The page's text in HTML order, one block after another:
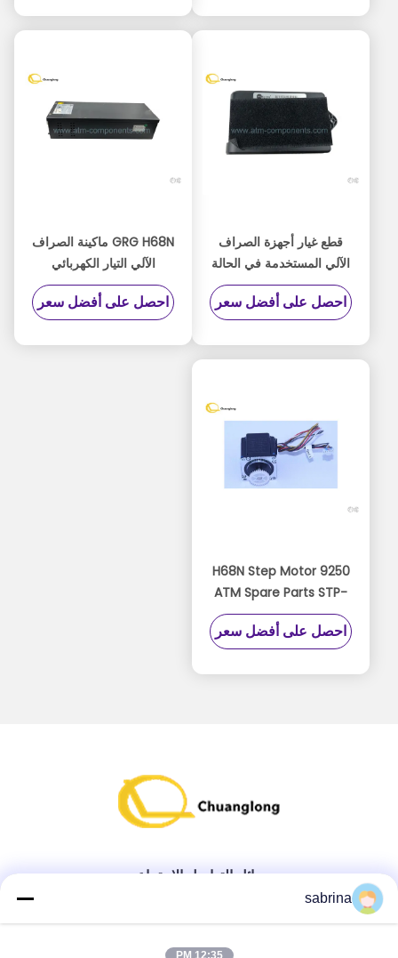
01750256248
قطع غيار أجهزة الصراف
الآلي المستخدمة في الحالة
مستعملة H68N PMC-
OMRON PMC-
احصل على أفضل سعر
GRG H68N ماكينة الصراف
الآلي التيار الكهربائي
GPAD431M36-1B
S.0072217 / ATM
احصل على أفضل سعر
9250 H68N Step Motor
ATM Spare Parts STP-
59D3092 ضمان لمدة ثلاثة
أشهر
احصل على أفضل سعر
وسائل التواصل الاجتماعي
الاتصال السريع
sabrina
12:35 PM